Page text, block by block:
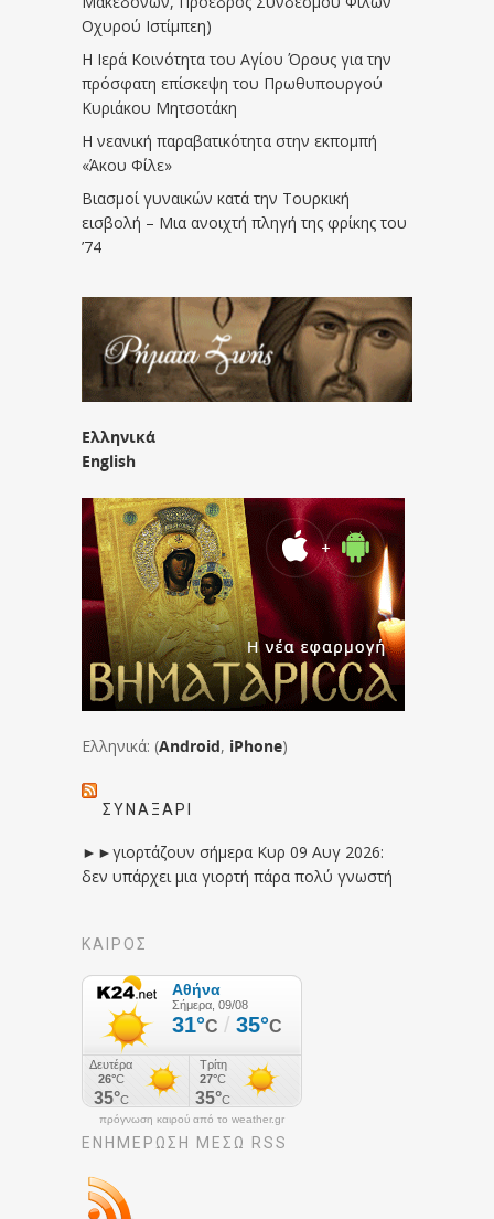
Οχυρού Ιστίμπεη)
Η Ιερά Κοινότητα του Αγίου Όρους για την
πρόσφατη επίσκεψη του Πρωθυπουργού
Κυριάκου Μητσοτάκη
Η νεανική παραβατικότητα στην εκπομπή
«Άκου Φίλε»
Βιασμοί γυναικών κατά την Τουρκική
εισβολή – Μια ανοιχτή πληγή της φρίκης του
’74
Ελληνικά
English
Ελληνικά: (Android, iPhone)
ΣΥΝΑΞΆΡΙ
►►γιορτάζουν σήμερα Κυρ 09 Αυγ 2026:
δεν υπάρχει μια γιορτή πάρα πολύ γνωστή
ΚΑΙΡΟΣ
πρόγνωση καιρού από το weather.gr
ΕΝΗΜΈΡΩΣΉ ΜΕΣΩ RSS